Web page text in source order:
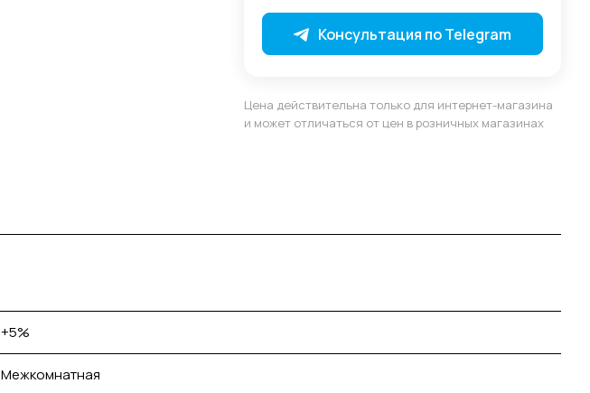
Консультация по Telegram
Цена действительна только для интернет-магазина
и может отличаться от цен в розничных магазинах
+5%
Межкомнатная